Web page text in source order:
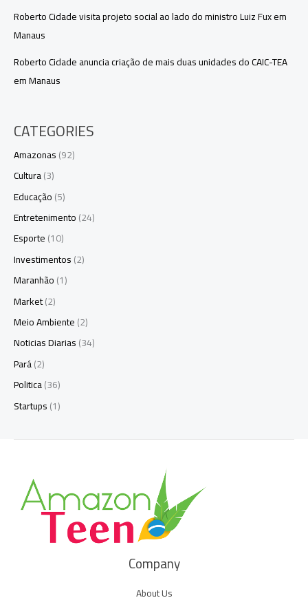
Roberto Cidade visita projeto social ao lado do ministro Luiz Fux em
Manaus
Roberto Cidade anuncia criação de mais duas unidades do CAIC-TEA
em Manaus
CATEGORIES
Amazonas(92)
Cultura(3)
Educação(5)
Entretenimento(24)
Esporte(10)
Investimentos(2)
Maranhão(1)
Market(2)
Meio Ambiente(2)
Noticias Diarias(34)
Pará(2)
Politica(36)
Startups(1)
Company
About Us